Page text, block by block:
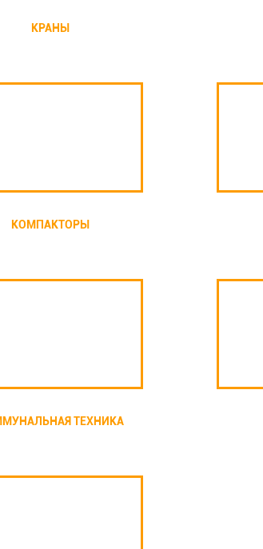
КРАНЫ
КОМПАКТОРЫ
ТЕХНИКА